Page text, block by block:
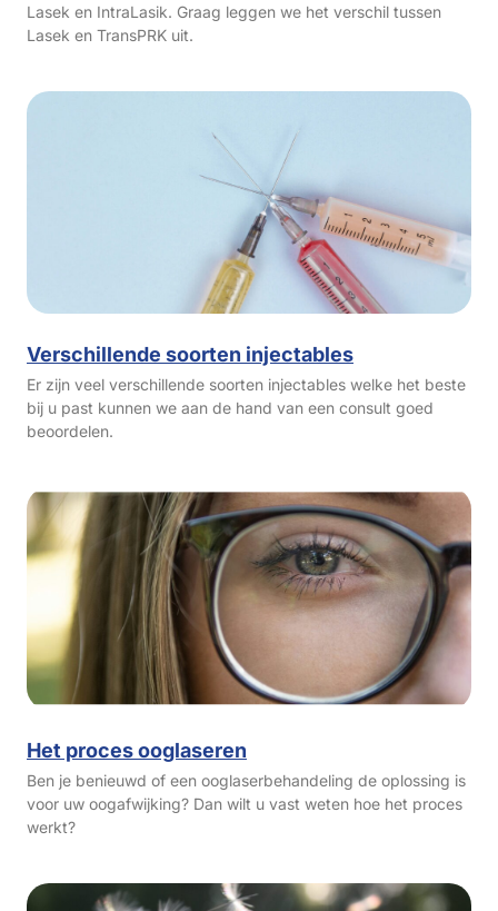
Lasek en IntraLasik. Graag leggen we het verschil tussen
Lasek en TransPRK uit.
Verschillende soorten injectables
Er zijn veel verschillende soorten injectables welke het beste
bij u past kunnen we aan de hand van een consult goed
beoordelen.
Het proces ooglaseren
Ben je benieuwd of een ooglaserbehandeling de oplossing is
voor uw oogafwijking? Dan wilt u vast weten hoe het proces
werkt?